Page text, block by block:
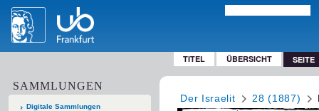
TITEL ÜBERSICHT SEITE
SAMMLUNGEN
Digitale Sammlungen
Der Israelit 28 (1887)